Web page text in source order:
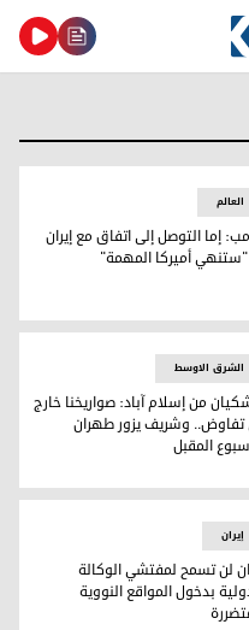
أو "ستنهي أميركا
العالم
إما التوصل إلى اتفاق مع إيران
أميركا المهمة"
خارج أي تفاوض.. وشريف
الشرق الاوسط
من إسلام آباد: صواريخنا خارج
تفاوض.. وشريف يزور طهران
المقبل
إيران
لن تسمح لمفتشي الوكالة
بدخول المواقع النووية